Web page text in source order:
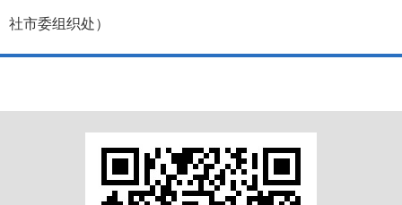
社市委组织处）